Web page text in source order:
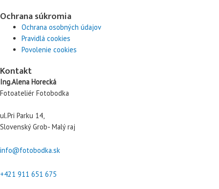
Ochrana súkromia
Ochrana osobných údajov
Pravidlá cookies
Povolenie cookies
Kontakt
Ing.Alena Horecká
Fotoateliér Fotobodka
ul.Pri Parku 14,
Slovenský Grob- Malý raj
info@fotobodka.sk
+421 911 651 675